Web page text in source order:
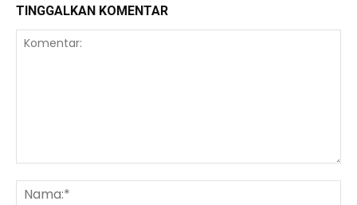
TINGGALKAN KOMENTAR